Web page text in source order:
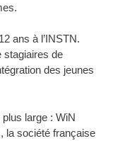
ans à l’INSTN.
stagiaires de
des jeunes
large : WiN
la société française